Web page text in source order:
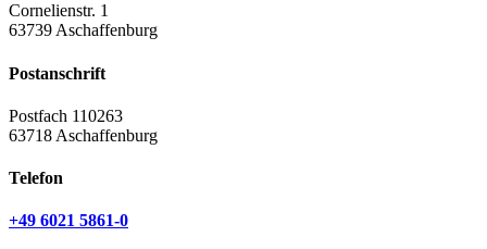
Cornelienstr. 1
63739 Aschaffenburg
Postanschrift
Postfach 110263
63718 Aschaffenburg
Telefon
+49 6021 5861-0